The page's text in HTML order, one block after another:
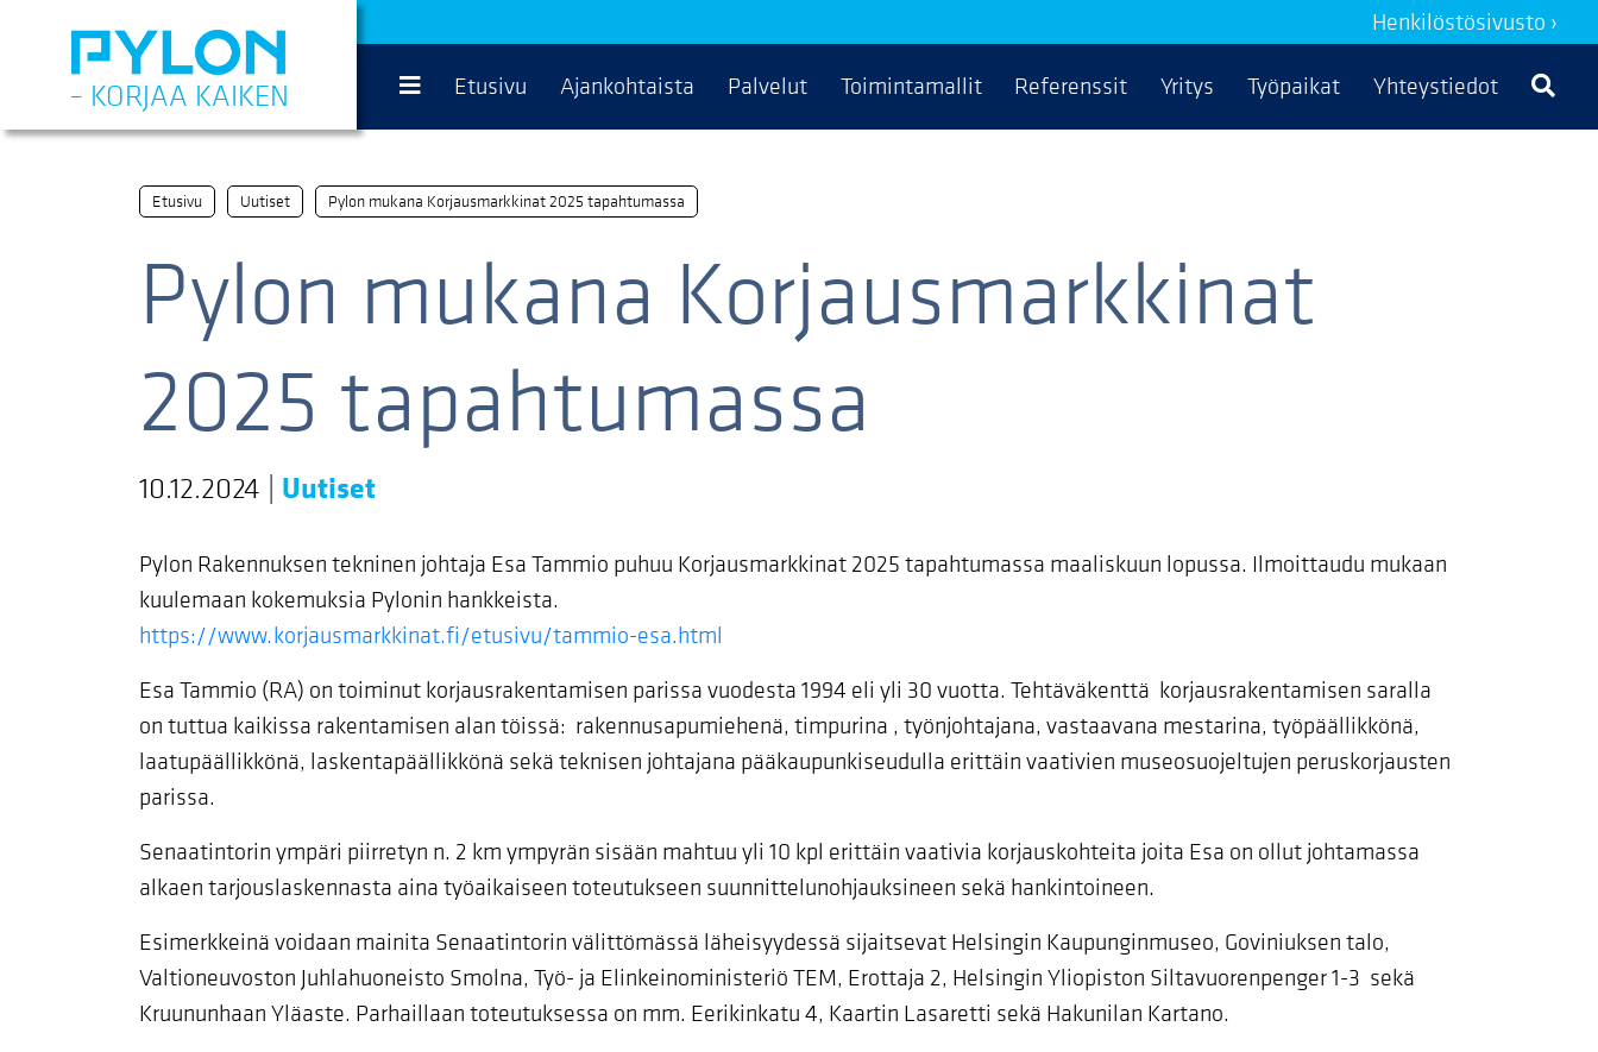
sisältöön
– KORJAA KAIKEN
Henkilöstösivusto ›
Etusivu Ajankohtaista Palvelut Toimintamallit Referenssit Yritys Työpaikat Yhteystiedot
Etusivu Uutiset Pylon mukana Korjausmarkkinat 2025 tapahtumassa
Pylon mukana Korjausmarkkinat
2025 tapahtumassa
10.12.2024 Uutiset
Pylon Rakennuksen tekninen johtaja Esa Tammio puhuu Korjausmarkkinat 2025 tapahtumassa maaliskuun lopussa. Ilmoittaudu mukaan
kuulemaan kokemuksia Pylonin hankkeista.
https://www.korjausmarkkinat.fi/etusivu/tammio-esa.html
Esa Tammio (RA) on toiminut korjausrakentamisen parissa vuodesta 1994 eli yli 30 vuotta. Tehtäväkenttä korjausrakentamisen saralla
on tuttua kaikissa rakentamisen alan töissä: rakennusapumiehenä, timpurina , työnjohtajana, vastaavana mestarina, työpäällikkönä,
laatupäällikkönä, laskentapäällikkönä sekä teknisen johtajana pääkaupunkiseudulla erittäin vaativien museosuojeltujen peruskorjausten
parissa.
Senaatintorin ympäri piirretyn n. 2 km ympyrän sisään mahtuu yli 10 kpl erittäin vaativia korjauskohteita joita Esa on ollut johtamassa
alkaen tarjouslaskennasta aina työaikaiseen toteutukseen suunnittelunohjauksineen sekä hankintoineen.
Esimerkkeinä voidaan mainita Senaatintorin välittömässä läheisyydessä sijaitsevat Helsingin Kaupunginmuseo, Goviniuksen talo,
Valtioneuvoston Juhlahuoneisto Smolna, Työ- ja Elinkeinoministeriö TEM, Erottaja 2, Helsingin Yliopiston Siltavuorenpenger 1-3 sekä
Kruununhaan Yläaste. Parhaillaan toteutuksessa on mm. Eerikinkatu 4, Kaartin Lasaretti sekä Hakunilan Kartano.